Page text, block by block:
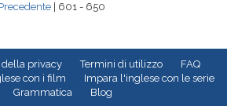
| 601 - 650
della privacy Termini di utilizzo
FAQ
con i film
Impara l'inglese con le serie
Grammatica Blog